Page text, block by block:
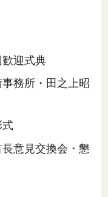
迎式典
務所・田之上昭
式
意見交換会・懇